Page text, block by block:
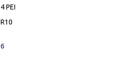
4 PEI
R10
6